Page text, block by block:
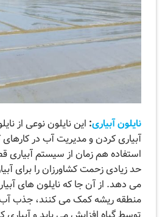
نایلون آبیاری: این نایلون نوعی از
آبیاری کردن و مدیریت آب در
استفاده هم ‌زمان از سیستم آبیاری
حد زیادی زحمت کشاورزان را برای
می ‌دهد. از آن جا که نایلون ‌های
منطقه ریشه کمک می‌ کنند، جذب